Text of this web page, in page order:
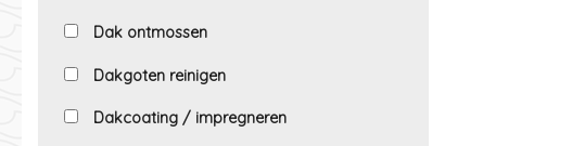
Dak ontmossen
Dakgoten reinigen
Dakcoating / impregneren